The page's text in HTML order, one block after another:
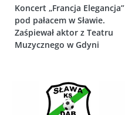
Koncert „Francja Elegancja”
pod pałacem w Sławie.
Zaśpiewał aktor z Teatru
Muzycznego w Gdyni